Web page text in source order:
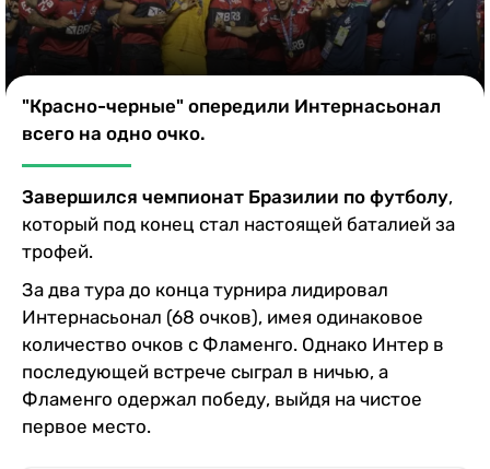
Букмекеры
Казино
"Красно-черные" опередили Интернасьонал
всего на одно очко.
Завершился чемпионат Бразилии по футболу,
который под конец стал настоящей баталией за
трофей.
За два тура до конца турнира лидировал
Интернасьонал (68 очков), имея одинаковое
количество очков с Фламенго. Однако Интер в
последующей встрече сыграл в ничью, а
Фламенго одержал победу, выйдя на чистое
первое место.